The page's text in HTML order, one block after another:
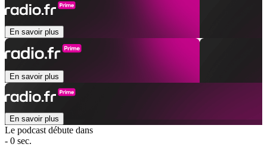
En savoir plus
En savoir plus
En savoir plus
Le podcast débute dans
- 0 sec.